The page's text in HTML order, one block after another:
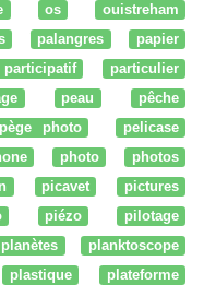
os
ouistreham
palangres
papier
participatif
particulier
peau
pêche
pège photo
pelicase
photo
photos
picavet
pictures
piézo
pilotage
planètes
planktoscope
plastique
plateforme